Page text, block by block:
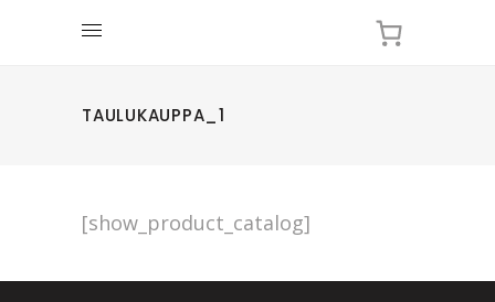
TAULUKAUPPA_1
[show_product_catalog]